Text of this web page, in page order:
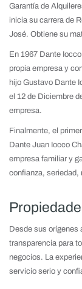
Garantía de
inicia su carrera de
José. Obtiene su
En 1967 Dante
propia empresa y
hijo Gustavo Dante
el 12 de Diciembre
empresa.
Finalmente, el
Dante Juan Iocco
empresa familiar y
confianza, seriedad,
Desde sus orígenes
transparencia para
negocios. La
servicio serio y